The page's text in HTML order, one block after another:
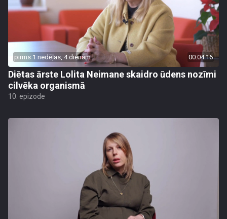
pirms 1 nedēļas, 4 dienām 00:04:16
Diētas ārste Lolita Neimane skaidro ūdens nozīmi
cilvēka organismā
10. epizode